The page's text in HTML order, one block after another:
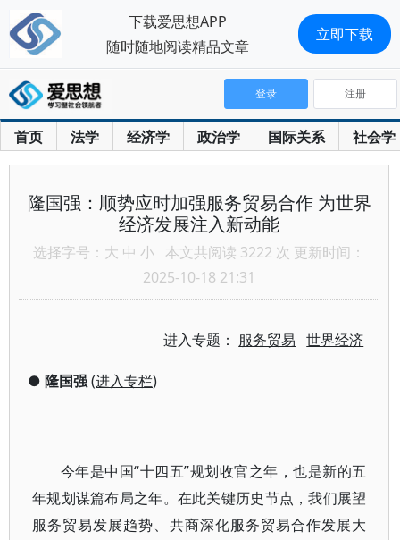
首页 法学 经济学 政治学 国际关系 社会学
登录 注册
隆国强：顺势应时加强服务贸易合作 为世界
经济发展注入新动能
选择字号： 大 中 小 本文共阅读 3222 次 更新时间：
2025-10-18 21:31
进入专题： 服务贸易 世界经济
● 隆国强(进入专栏)
今年是中国“十四五”规划收官之年，也是新的五
年规划谋篇布局之年。在此关键历史节点，我们展望
服务贸易发展趋势、共商深化服务贸易合作发展大
下载爱思想APP
随时随地阅读精品文章
立即下载